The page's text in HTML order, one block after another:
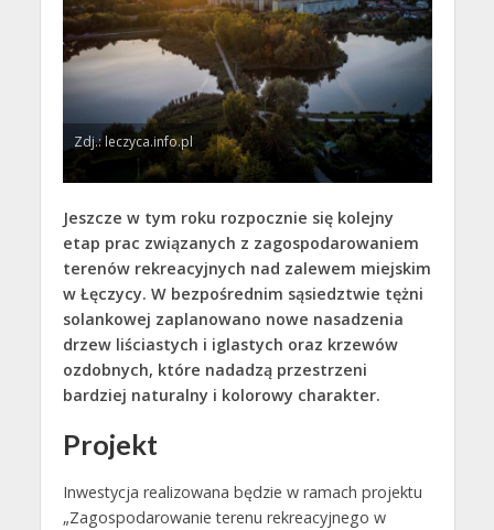
Zdj.: leczyca.info.pl
Jeszcze w tym roku rozpocznie się kolejny
etap prac związanych z zagospodarowaniem
terenów rekreacyjnych nad zalewem miejskim
w Łęczycy. W bezpośrednim sąsiedztwie tężni
solankowej zaplanowano nowe nasadzenia
drzew liściastych i iglastych oraz krzewów
ozdobnych, które nadadzą przestrzeni
bardziej naturalny i kolorowy charakter.
Projekt
Inwestycja realizowana będzie w ramach projektu
„Zagospodarowanie terenu rekreacyjnego w